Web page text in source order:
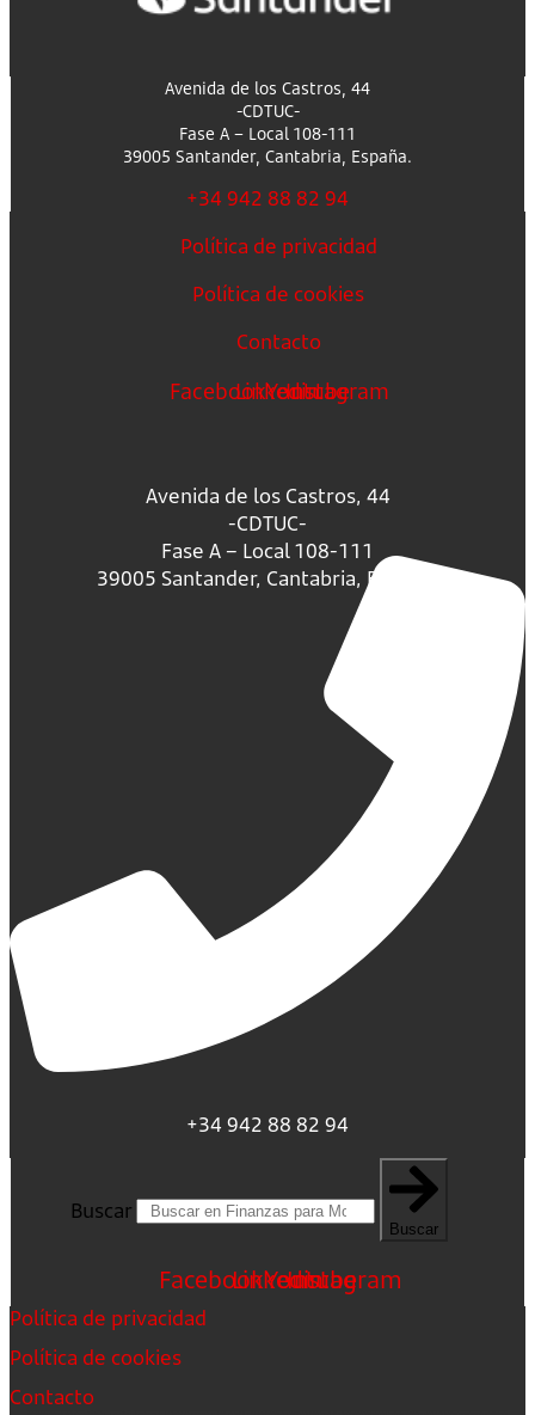
Avenida de los Castros, 44
-CDTUC-
Fase A – Local 108-111
39005 Santander, Cantabria, España.
+34 942 88 82 94
Política de privacidad
Política de cookies
Contacto
FacebookLinkedin
Youtube
Instagram
Avenida de los Castros, 44
-CDTUC-
Fase A – Local 108-111
39005 Santander, Cantabria, España.
+34 942 88 82 94
Buscar
Buscar
FacebookLinkedin
Youtube
Instagram
Política de privacidad
Política de cookies
Contacto